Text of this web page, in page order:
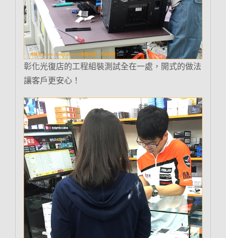
彰化光復店的工程組裝測試全在一處，開式的做法
讓客戶更安心！